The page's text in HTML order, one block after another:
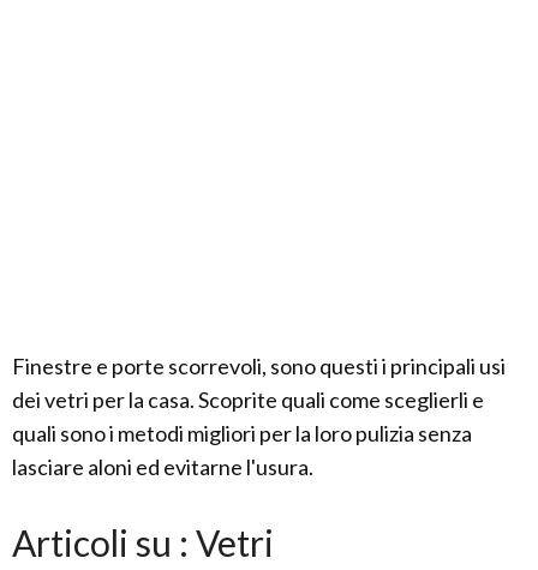
Finestre e porte scorrevoli, sono questi i principali usi
dei vetri per la casa. Scoprite quali come sceglierli e
quali sono i metodi migliori per la loro pulizia senza
lasciare aloni ed evitarne l'usura.
Articoli su : Vetri